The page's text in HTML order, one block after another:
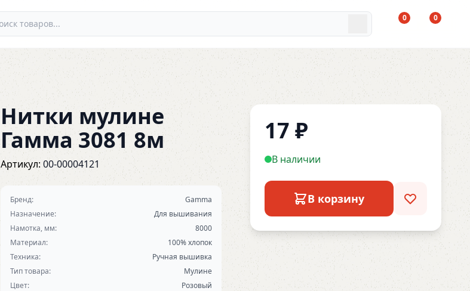
0 0
Нитки мулине
Гамма 3081 8м
Артикул:00-00004121
Бренд:
Gamma
Назначение:
Для вышивания
Намотка, мм:
8000
Материал:
100% хлопок
Техника:
Ручная вышивка
Тип товара:
Мулине
Цвет:
Розовый
17 ₽
В наличии
В корзину